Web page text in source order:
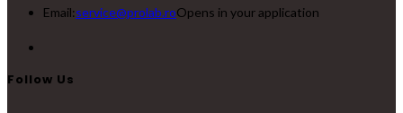
Email:service@prolab.roOpens in your application
Follow Us